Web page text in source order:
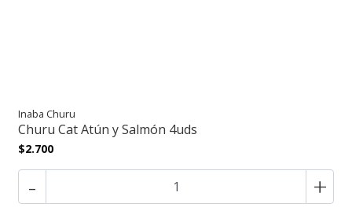
Inaba Churu
Churu Cat Atún y Salmón 4uds
$2.700
- +